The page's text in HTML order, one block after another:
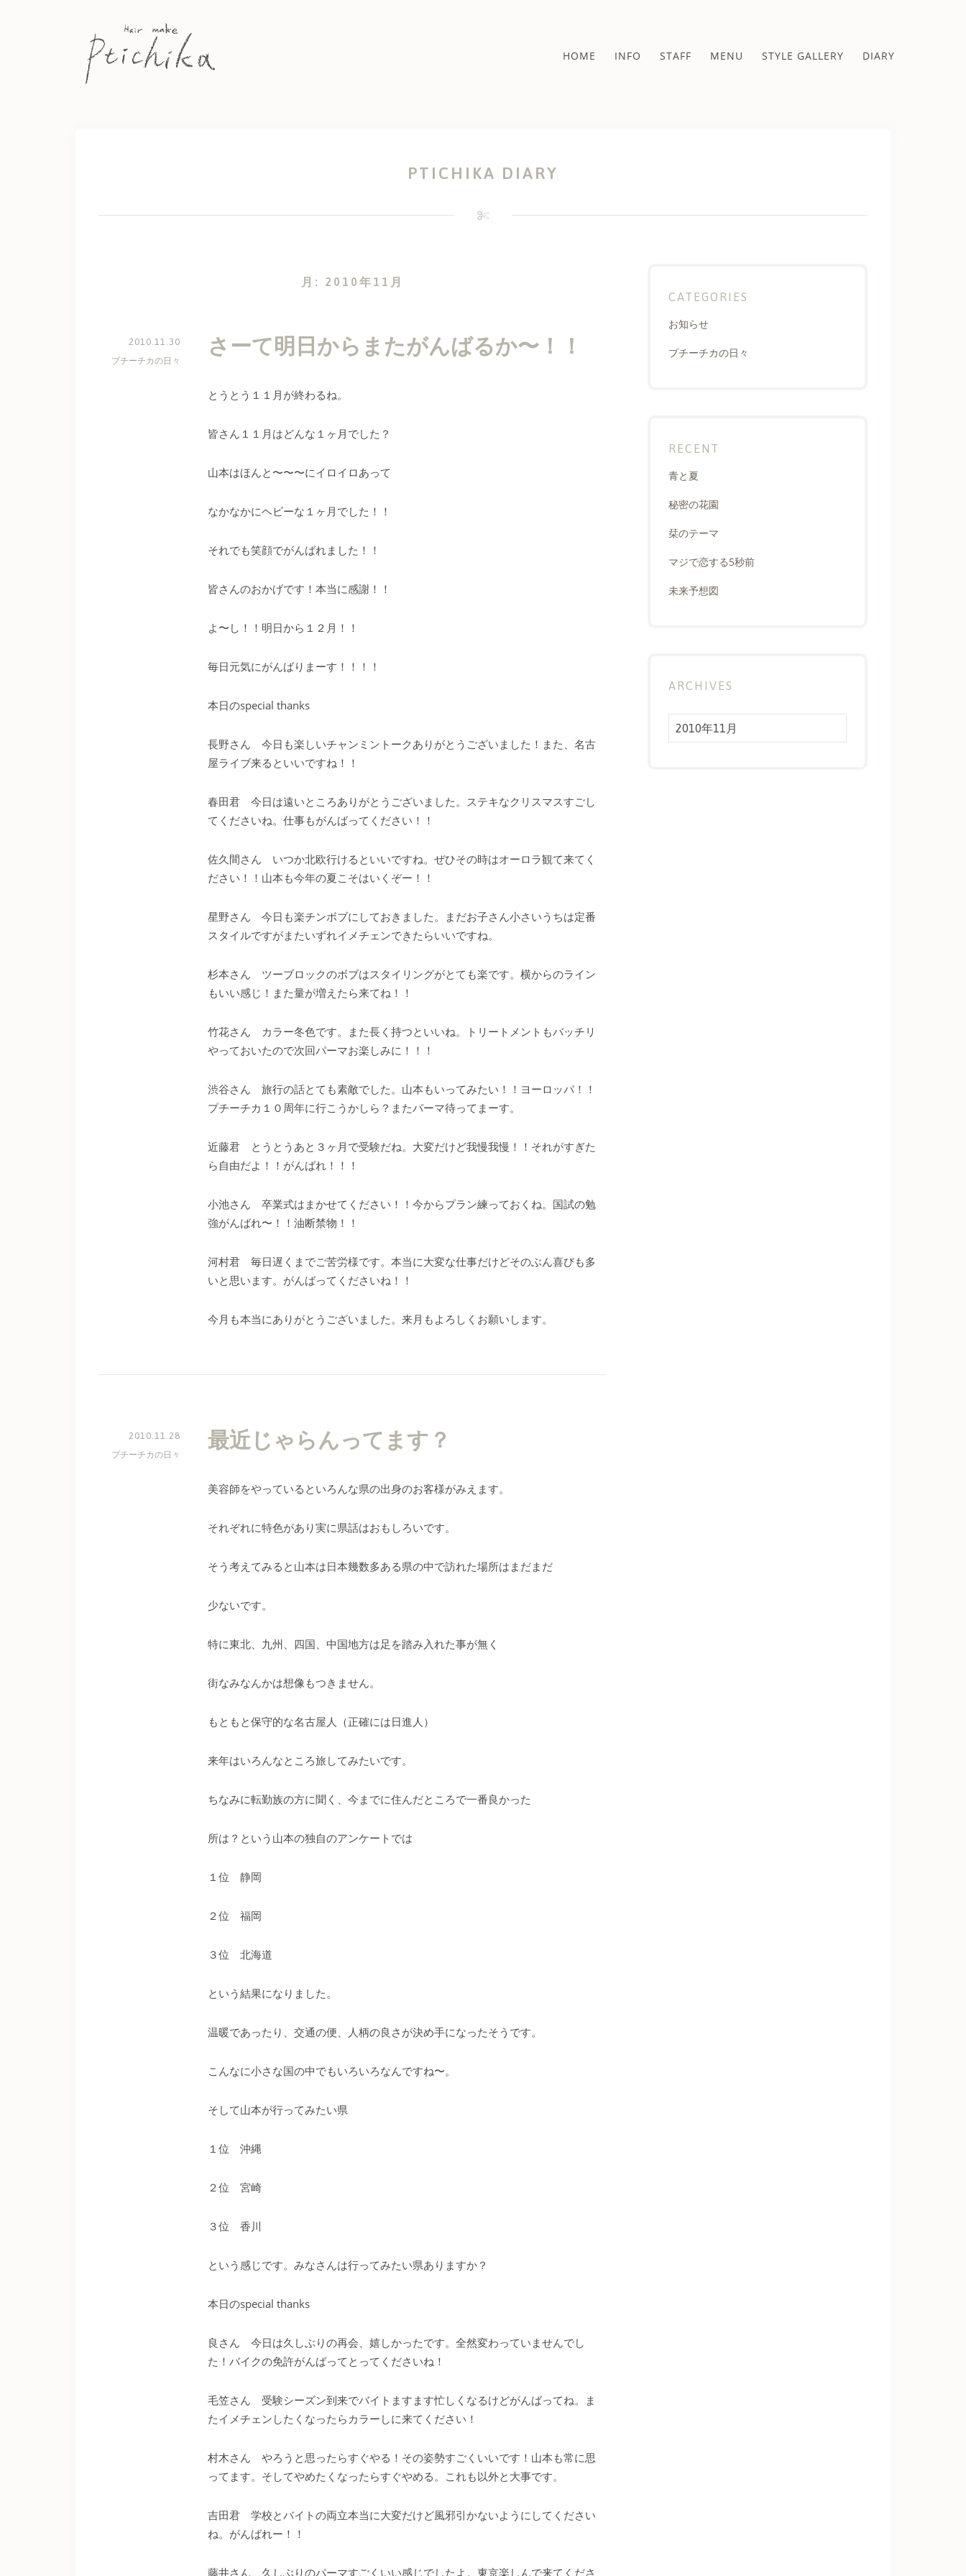
HOME INFO STAFF MENU STYLE GALLERY DIARY
PTICHIKA DIARY
月: 2010年11月
さーて明日からまたがんばるか〜！！
とうとう１１月が終わるね。
皆さん１１月はどんな１ヶ月でした？
山本はほんと〜〜〜にイロイロあって
なかなかにヘビーな１ヶ月でした！！
それでも笑顔でがんばれました！！
皆さんのおかげです！本当に感謝！！
よ〜し！！明日から１２月！！
毎日元気にがんばりまーす！！！！
本日のspecial thanks
長野さん 今日も楽しいチャンミントークありがとうございました！また、名古
屋ライブ来るといいですね！！
春田君 今日は遠いところありがとうございました。ステキなクリスマスすごし
てくださいね。仕事もがんばってください！！
佐久間さん いつか北欧行けるといいですね。ぜひその時はオーロラ観て来てく
ださい！！山本も今年の夏こそはいくぞー！！
星野さん 今日も楽チンボブにしておきました。まだお子さん小さいうちは定番
スタイルですがまたいずれイメチェンできたらいいですね。
杉本さん ツーブロックのボブはスタイリングがとても楽です。横からのライン
もいい感じ！また量が増えたら来てね！！
竹花さん カラー冬色です。また長く持つといいね。トリートメントもバッチリ
やっておいたので次回パーマお楽しみに！！！
渋谷さん 旅行の話とても素敵でした。山本もいってみたい！！ヨーロッパ！！
プチーチカ１０周年に行こうかしら？またパーマ待ってまーす。
近藤君 とうとうあと３ヶ月で受験だね。大変だけど我慢我慢！！それがすぎた
ら自由だよ！！がんばれ！！！
小池さん 卒業式はまかせてください！！今からプラン練っておくね。国試の勉
強がんばれ〜！！油断禁物！！
河村君 毎日遅くまでご苦労様です。本当に大変な仕事だけどそのぶん喜びも多
いと思います。がんばってくださいね！！
今月も本当にありがとうございました。来月もよろしくお願いします。
2010.11.30
プチーチカの日々
最近じゃらんってます？
美容師をやっているといろんな県の出身のお客様がみえます。
それぞれに特色があり実に県話はおもしろいです。
そう考えてみると山本は日本幾数多ある県の中で訪れた場所はまだまだ
少ないです。
特に東北、九州、四国、中国地方は足を踏み入れた事が無く
街なみなんかは想像もつきません。
もともと保守的な名古屋人（正確には日進人）
来年はいろんなところ旅してみたいです。
ちなみに転勤族の方に聞く、今までに住んだところで一番良かった
所は？という山本の独自のアンケートでは
１位 静岡
２位 福岡
３位 北海道
という結果になりました。
温暖であったり、交通の便、人柄の良さが決め手になったそうです。
こんなに小さな国の中でもいろいろなんですね〜。
そして山本が行ってみたい県
１位 沖縄
２位 宮崎
３位 香川
という感じです。みなさんは行ってみたい県ありますか？
本日のspecial thanks
良さん 今日は久しぶりの再会、嬉しかったです。全然変わっていませんでし
た！バイクの免許がんばってとってくださいね！
毛笠さん 受験シーズン到来でバイトますます忙しくなるけどがんばってね。ま
たイメチェンしたくなったらカラーしに来てください！
村木さん やろうと思ったらすぐやる！その姿勢すごくいいです！山本も常に思
ってます。そしてやめたくなったらすぐやめる。これも以外と大事です。
吉田君 学校とバイトの両立本当に大変だけど風邪引かないようにしてください
ね。がんばれー！！
藤井さん 久しぶりのパーマすごくいい感じでしたよ。東京楽しんで来てくださ
2010.11.28
プチーチカの日々
CATEGORIES
お知らせ
プチーチカの日々
RECENT
青と夏
秘密の花園
栞のテーマ
マジで恋する5秒前
未来予想図
ARCHIVES
Archives